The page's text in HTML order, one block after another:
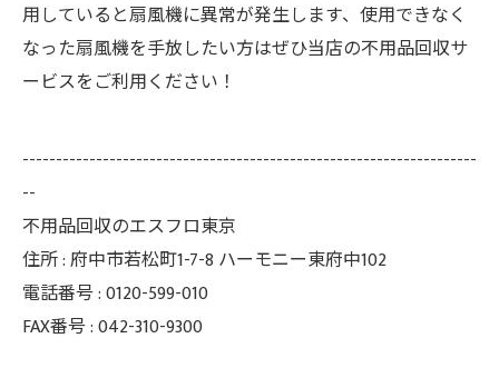
用していると扇風機に異常が発生します、使用できなく
なった扇風機を手放したい方はぜひ当店の不用品回収サ
ービスをご利用ください！
--------------------------------------------------------------------
--
不用品回収のエスフロ東京
住所 : 府中市若松町1-7-8 ハーモニー東府中102
電話番号 : 0120-599-010
FAX番号 : 042-310-9300